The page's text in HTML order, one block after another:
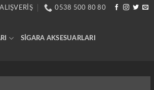
0538 500 80 80
SIGARA AKSESUARLARI